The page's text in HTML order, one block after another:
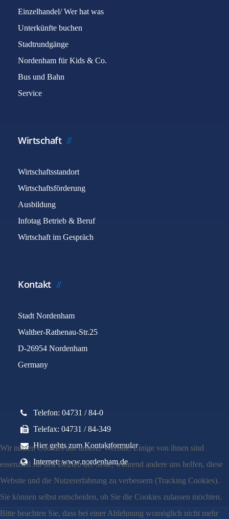
Einzelhandel/ Wer hat was
Unterkünfte buchen
Stadtrundgänge
Nordenham für Kids & Co.
Bus und Bahn
Service
Wirtschaft
Wirtschaftsstandort
Wirtschaftsförderung
Ausbildung
Infotag Betrieb & Beruf
Wirtschaft im Gespräch
Kontakt
Stadt Nordenham
Walther-Rathenau-Str.25
D-26954 Nordenham
Germany
Telefon: 04731 / 84-0
Telefax: 04731 / 84-349
Hier gehts zum Kontaktformular
Internet: www.nordenham.de
Wir nutzen Cookies auf unserer Website. Einige von ihnen sind
essenziell für den Betrieb der Seite, während andere uns helfen, diese
Website und die Nutzererfahrung zu verbessern (Tracking Cookies).
Sie können selbst entscheiden, ob Sie die Cookies zulassen möchten.
Bitte beachten Sie, dass bei einer Ablehnung womöglich nicht mehr